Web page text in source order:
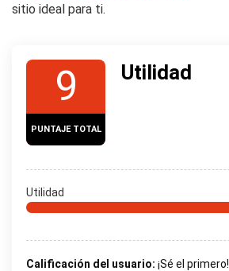
sitio ideal para ti.
9
PUNTAJE TOTAL
Utilidad
Utilidad
Calificación del usuario: ¡Sé el primero!